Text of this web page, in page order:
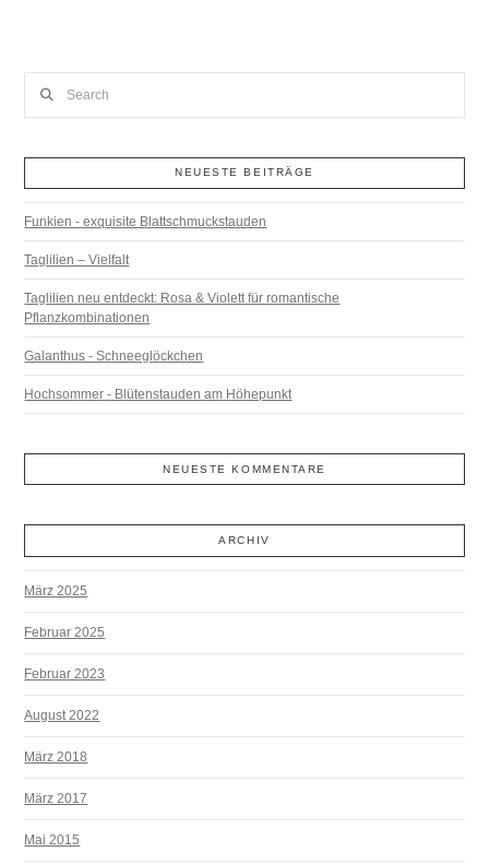
NEUESTE BEITRÄGE
Funkien - exquisite Blattschmuckstauden
Taglilien – Vielfalt
Taglilien neu entdeckt: Rosa & Violett für romantische
Pflanzkombinationen
Galanthus - Schneeglöckchen
Hochsommer - Blütenstauden am Höhepunkt
NEUESTE KOMMENTARE
ARCHIV
März 2025
Februar 2025
Februar 2023
August 2022
März 2018
März 2017
Mai 2015